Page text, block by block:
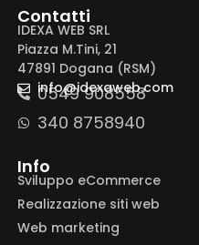
Contatti
IDEXA WEB SRL
Piazza M.Tini, 21
47891 Dogana (RSM)
info@idexaweb.com
0549 908558
340 8758940
Info
Sviluppo eCommerce
Realizzazione siti web
Web marketing